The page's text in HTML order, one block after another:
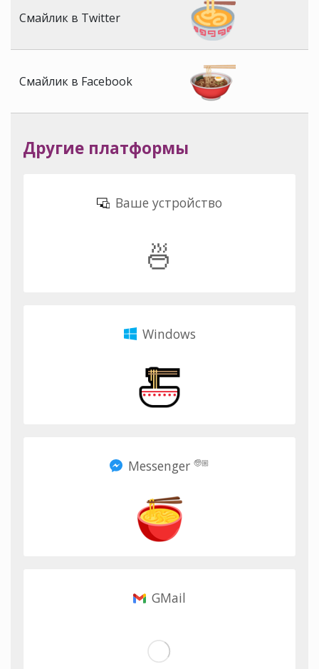
Смайлик в Twitter
Смайлик в Facebook
Другие платформы
Ваше устройство
🍜
Windows
Messenger 🧓🏼
GMail